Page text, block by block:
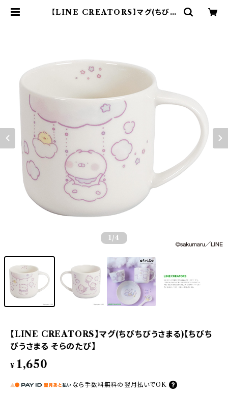
【LINE CREATORS】マグ(ちびち
1 /4
【LINE CREATORS】マグ(ちびちびうさまる)【ちびち
びうさまる そらのたび】
¥ 1,650
なら 手数料無料の 翌月払いでOK